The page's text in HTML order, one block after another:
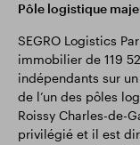
Pôle logistique
SEGRO Logistics
immobilier de 119
indépendants sur
de l’un des pôles
Roissy Charles-de-
privilégié et il est